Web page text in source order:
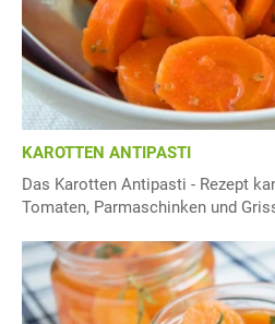
KAROTTEN ANTIPASTI
Das Karotten Antipasti - Rezept
Tomaten, Parmaschinken und